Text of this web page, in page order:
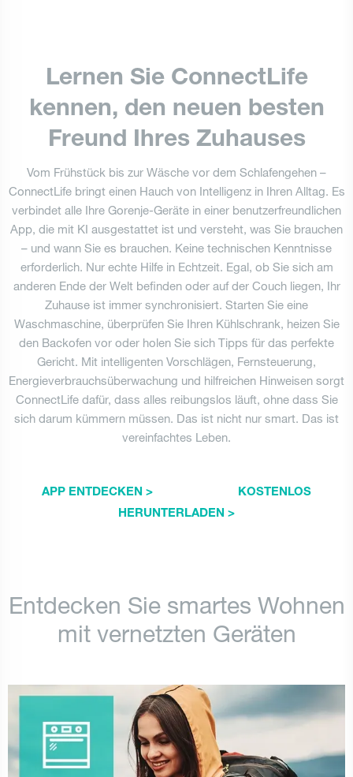
Schließen
Schließen
Lernen Sie ConnectLife
kennen, den neuen besten
Freund Ihres Zuhauses
Vom Frühstück bis zur Wäsche vor dem Schlafengehen –
ConnectLife bringt einen Hauch von Intelligenz in Ihren Alltag. Es
verbindet alle Ihre Gorenje-Geräte in einer benutzerfreundlichen
App, die mit KI ausgestattet ist und versteht, was Sie brauchen
– und wann Sie es brauchen. Keine technischen Kenntnisse
erforderlich. Nur echte Hilfe in Echtzeit. Egal, ob Sie sich am
anderen Ende der Welt befinden oder auf der Couch liegen, Ihr
Zuhause ist immer synchronisiert. Starten Sie eine
Waschmaschine, überprüfen Sie Ihren Kühlschrank, heizen Sie
den Backofen vor oder holen Sie sich Tipps für das perfekte
Gericht. Mit intelligenten Vorschlägen, Fernsteuerung,
Energieverbrauchsüberwachung und hilfreichen Hinweisen sorgt
ConnectLife dafür, dass alles reibungslos läuft, ohne dass Sie
sich darum kümmern müssen. Das ist nicht nur smart. Das ist
vereinfachtes Leben.
APP ENTDECKEN >
KOSTENLOS
HERUNTERLADEN >
Entdecken Sie smartes Wohnen
mit vernetzten Geräten